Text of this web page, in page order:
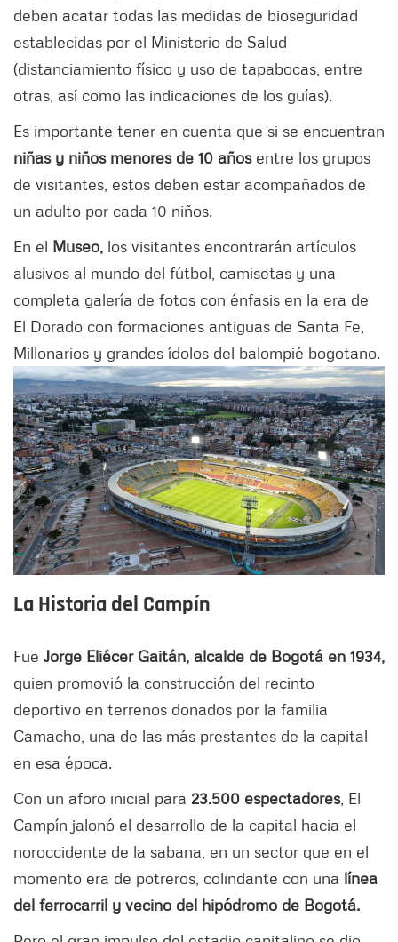
deben acatar todas las medidas de bioseguridad
establecidas por el Ministerio de Salud
(distanciamiento físico y uso de tapabocas, entre
otras, así como las indicaciones de los guías).
Es importante tener en cuenta que si se encuentran
niñas y niños menores de 10 añosentre los grupos
de visitantes, estos deben estar acompañados de
un adulto por cada 10 niños.
En el Museo, los visitantes encontrarán artículos
alusivos al mundo del fútbol, camisetas y una
completa galería de fotos con énfasis en la era de
El Dorado con formaciones antiguas de Santa Fe,
Millonarios y grandes ídolos del balompié bogotano.
La Historia del Campín
Fue Jorge Eliécer Gaitán, alcalde de Bogotá en 1934,
quien promovió la construcción del recinto
deportivo en terrenos donados por la familia
Camacho, una de las más prestantes de la capital
en esa época.
Con un aforo inicial para 23.500 espectadores, El
Campín jalonó el desarrollo de la capital hacia el
noroccidente de la sabana, en un sector que en el
momento era de potreros, colindante con una línea
del ferrocarril y vecino del hipódromo de Bogotá.